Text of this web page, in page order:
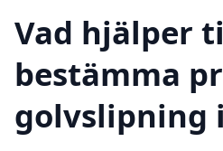
Vad hjälper
bestämma
golvslipning